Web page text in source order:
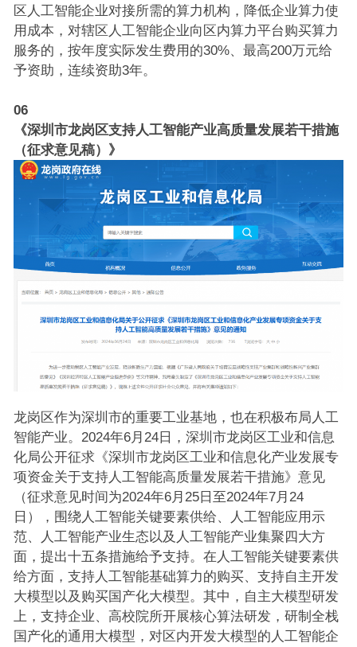
区人工智能企业对接所需的算力机构，降低企业算力使
用成本，对辖区人工智能企业向区内算力平台购买算力
服务的，按年度实际发生费用的30%、最高200万元给
予资助，连续资助3年。
06
《深圳市龙岗区支持人工智能产业高质量发展若干措施
（征求意见稿）》
龙岗区作为深圳市的重要工业基地，也在积极布局人工
智能产业。2024年6月24日，深圳市龙岗区工业和信息
化局公开征求《深圳市龙岗区工业和信息化产业发展专
项资金关于支持人工智能高质量发展若干措施》意见
（征求意见时间为2024年6月25日至2024年7月24
日），围绕人工智能关键要素供给、人工智能应用示
范、人工智能产业生态以及人工智能产业集聚四大方
面，提出十五条措施给予支持。在人工智能关键要素供
给方面，支持人工智能基础算力的购买、支持自主开发
大模型以及购买国产化大模型。其中，自主大模型研发
上，支持企业、高校院所开展核心算法研发，研制全栈
国产化的通用大模型，对区内开发大模型的人工智能企